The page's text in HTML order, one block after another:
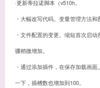
·更新蒂拉诺脚本（v510h。
・大幅改写代码。变量管理方法和
・文件配置的变更。缩短首次启
骤稍微增加。
・通过添加插件，在保存加载画
一下，插槽数也增加到100。